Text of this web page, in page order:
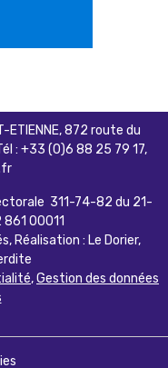
ETIENNE, 872 route du
: +33 (0)6 88 25 79 17,
311-74-82 du 21-
00011
Réalisation : Le Dorier,
,Gestion des données